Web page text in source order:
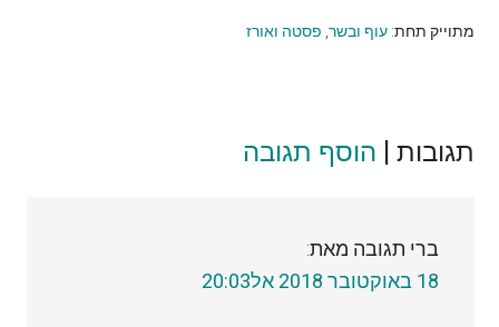
מתוייק תחת:עוף ובשר, פסטה ואורז
Reader
תגובות | הוסף תגובה
ברי תגובה מאת:
18 באוקטובר 2018 אל20:03